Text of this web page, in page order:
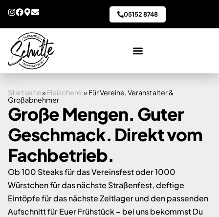
05152 8748
Startseite»Fleischerei»Für Vereine, Veranstalter &
Großabnehmer
Große Mengen. Guter
Geschmack. Direkt vom
Fachbetrieb.
Ob 100 Steaks für das Vereinsfest oder 1000
Würstchen für das nächste Straßenfest, deftige
Eintöpfe für das nächste Zeltlager und den passenden
Aufschnitt für Euer Frühstück – bei uns bekommst Du